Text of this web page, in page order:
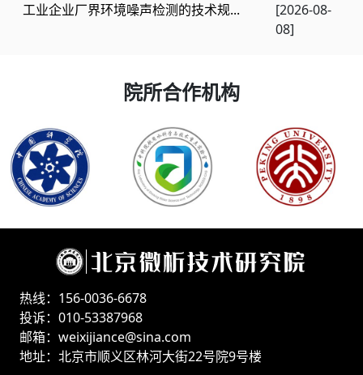
工业企业厂界环境噪声检测的技术规...
[2026-08-
08]
院所合作机构
热线：156-0036-6678
投诉：010-53387968
邮箱：weixijiance@sina.com
地址：北京市顺义区林河大街22号院9号楼